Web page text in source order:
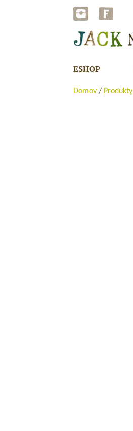
ESHOP
Domov / Produkty